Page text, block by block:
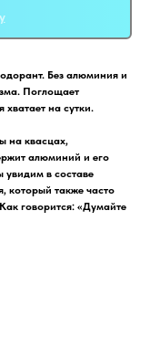
Без алюминия и
Поглощает
хватает на сутки.
на квасцах,
алюминий и его
увидим в составе
который также часто
Как говорится: «Думайте